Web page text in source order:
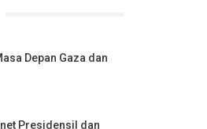
Depan Gaza dan
Presidensil dan